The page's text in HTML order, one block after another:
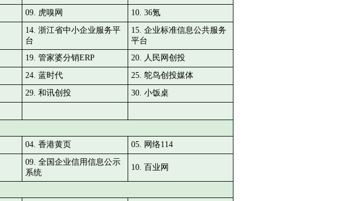
09. 虎嗅网 10. 36氪
14. 浙江省中小企业服务平
台
15. 企业标准信息公共服务
平台
19. 管家婆分销ERP
20. 人民网创投
24. 蓝时代
25. 鸵鸟创投媒体
29. 和讯创投
30. 小饭桌
04. 香港黄页 05. 网络114
09. 全国企业信用信息公示
系统
10. 百业网